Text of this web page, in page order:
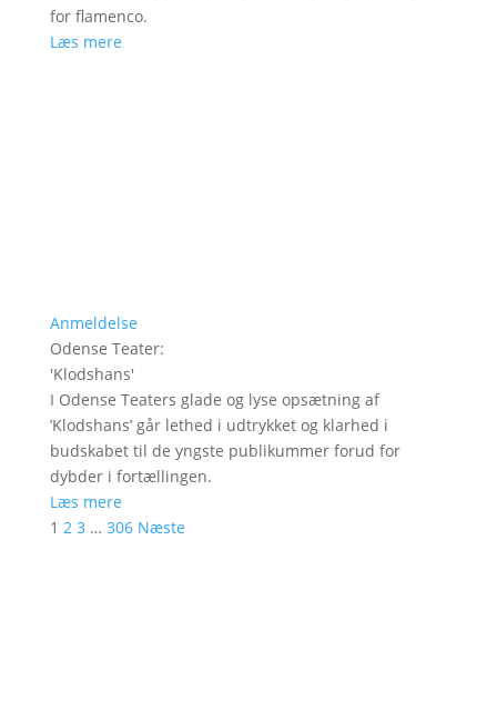
for flamenco.
Læs mere
Anmeldelse
Odense Teater:
'Klodshans'
I Odense Teaters glade og lyse opsætning af
’Klodshans’ går lethed i udtrykket og klarhed i
budskabet til de yngste publikummer forud for
dybder i fortællingen.
Læs mere
1 2 3 … 306 Næste